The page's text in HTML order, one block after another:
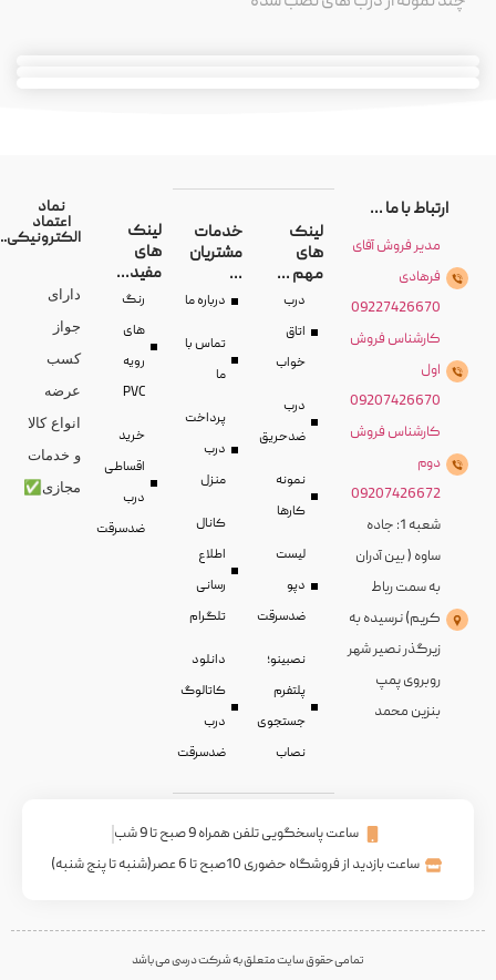
ارتباط با ما ...
مدیر فروش آفای
فرهادی
09227426670
کارشناس فروش
اول
09207426670
کارشناس فروش
دوم
09207426672
شعبه 1: جاده
ساوه ( بین آدران
به سمت رباط
کریم) نرسیده به
زیرگذر نصیر شهر
روبروی پمپ
بنزین محمد
لینک
های
مهم ...
درب
اتاق
خواب
درب
ضدحریق
نمونه
کارها
لیست
دپو
ضدسرقت
نصبینو؛
پلتفرم
جستجوی
نصاب
خدمات
مشتریان
...
درباره ما
تماس با
ما
پرداخت
درب
منزل
کانال
اطلاع
رسانی
تلگرام
دانلود
کاتالوگ
درب
ضدسرقت
لینک
های
مفید...
رنگ
های
رویه
PVC
خرید
اقساطی
درب
ضدسرقت
نماد
اعتماد
الکترونیکی...
دارای
جواز
کسب
عرضه
انواع کالا
و خدمات
مجازی✅
ساعت پاسخگویی تلفن همراه 9 صبح تا 9 شب
ساعت بازدید از فروشگاه حضوری 10صبح تا 6 عصر(شنبه تا پنج شنبه)
تمامی حقوق سایت متعلق به شرکت درسی می باشد